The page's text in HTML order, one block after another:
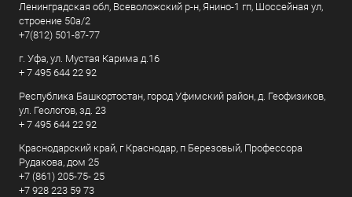
Ленинградская обл, Всеволожский р-н, Янино-1 гп, Шоссейная ул,
строение 50а/2
+7(812) 501-87-77
г. Уфа, ул. Мустая Карима д.16
+ 7 495 644 22 92
Республика Башкортостан, город Уфимский район, д. Геофизиков,
ул. Геологов, зд. 23
+ 7 495 644 22 92
Краснодарский край, г Краснодар, п Березовый, Профессора
Рудакова, дом 25
+7 (861) 205-75- 25
+7 928 223 59 73